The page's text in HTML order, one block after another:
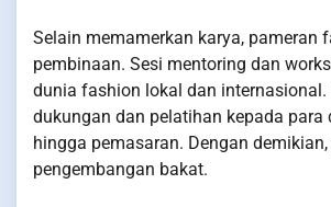
Selain memamerkan karya, pameran
pembinaan. Sesi mentoring dan
dunia fashion lokal dan
dukungan dan pelatihan kepada
hingga pemasaran. Dengan
pengembangan bakat.